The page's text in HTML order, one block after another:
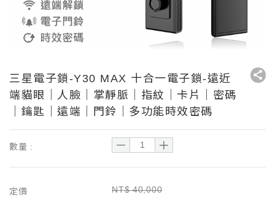
三星電子鎖-Y30 MAX 十合一電子鎖-遠近
端貓眼｜人臉｜掌靜脈｜指紋｜卡片｜密碼
｜鑰匙｜遠端｜門鈴｜多功能時效密碼
數量 : － ＋
定價 NT$ 40,000